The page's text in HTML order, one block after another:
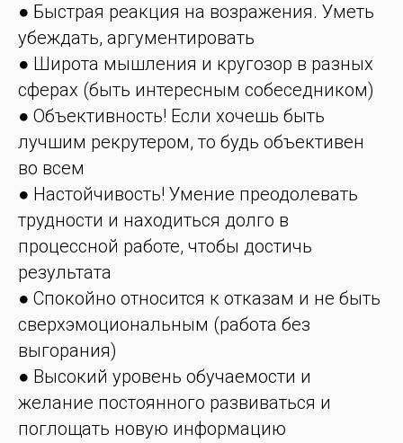
● Быстрая реакция на возражения. Уметь
убеждать, аргументировать
● Широта мышления и кругозор в разных
сферах (быть интересным собеседником)
● Объективность! Если хочешь быть
лучшим рекрутером, то будь объективен
во всем
● Настойчивость! Умение преодолевать
трудности и находиться долго в
процессной работе, чтобы достичь
результата
● Спокойно относится к отказам и не быть
сверхэмоциональным (работа без
выгорания)
● Высокий уровень обучаемости и
желание постоянного развиваться и
поглощать новую информацию